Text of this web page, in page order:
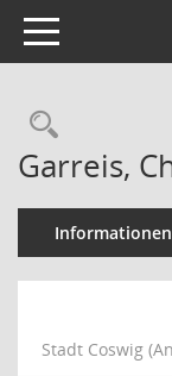
Toggle navigation
Garreis,
Informationen
Stadt Coswig